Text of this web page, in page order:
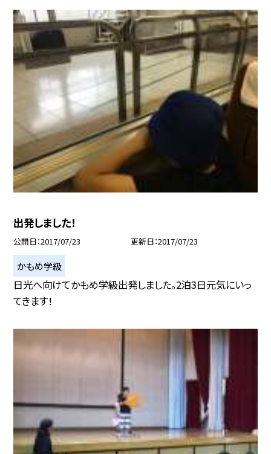
出発しました！
公開日 2017/07/23 更新日 2017/07/23
かもめ学級
日光へ向けてかもめ学級出発しました。2泊3日元気にいっ
てきます！